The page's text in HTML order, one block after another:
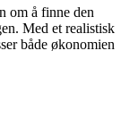
om å finne den
Med et realistisk
både økonomien